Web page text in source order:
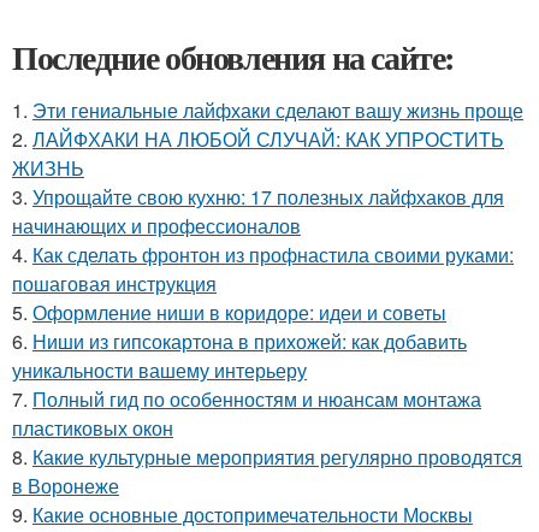
Последние обновления на сайте:
1. Эти гениальные лайфхаки сделают вашу жизнь проще
2. ЛАЙФХАКИ НА ЛЮБОЙ СЛУЧАЙ: КАК УПРОСТИТЬ
ЖИЗНЬ
3. Упрощайте свою кухню: 17 полезных лайфхаков для
начинающих и профессионалов
4. Как сделать фронтон из профнастила своими руками:
пошаговая инструкция
5. Оформление ниши в коридоре: идеи и советы
6. Ниши из гипсокартона в прихожей: как добавить
уникальности вашему интерьеру
7. Полный гид по особенностям и нюансам монтажа
пластиковых окон
8. Какие культурные мероприятия регулярно проводятся
в Воронеже
9. Какие основные достопримечательности Москвы